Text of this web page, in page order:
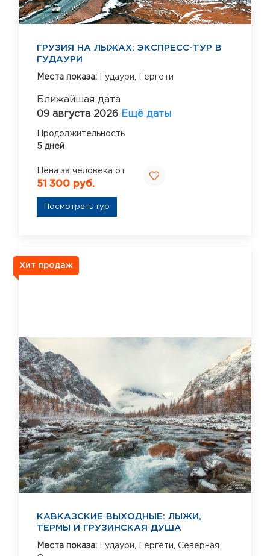
ГРУЗИЯ НА ЛЫЖАХ: ЭКСПРЕСС-ТУР В
ГУДАУРИ
Места показа: Гудаури, Гергети
Ближайшая дата
09 августа 2026 Ещё даты
Продолжительность
5 дней
Цена за человека от
51 300 руб.
Посмотреть тур
Хит продаж
КАВКАЗСКИЕ ВЫХОДНЫЕ: ЛЫЖИ,
ТЕРМЫ И ГРУЗИНСКАЯ ДУША
Места показа: Гудаури, Гергети, Северная